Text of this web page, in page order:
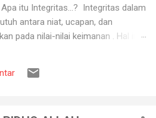
itu Integritas...? Integritas dalam
antara niat, ucapan, dan
pada nilai-nilai keimanan . Hal ini
konsisten di jalan Allah,
serta dapat dipercaya dalam setiap